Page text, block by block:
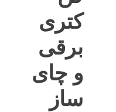
کتری
برقی
و چای
ساز